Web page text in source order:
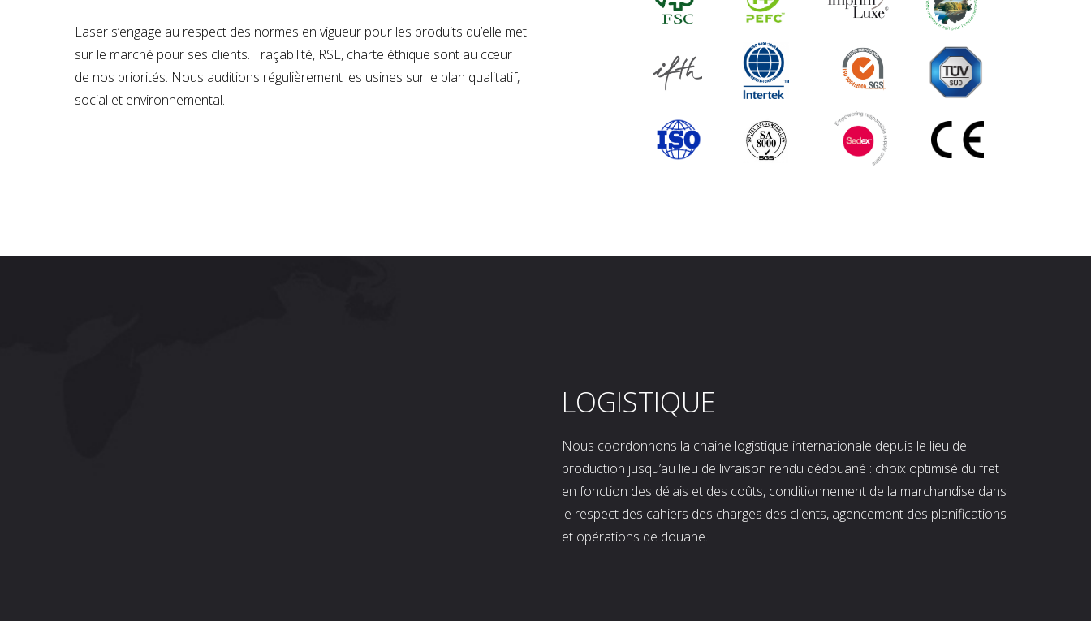
Laser s’engage au respect des normes en vigueur pour les produits qu’elle met
sur le marché pour ses clients. Traçabilité, RSE, charte éthique sont au cœur
de nos priorités. Nous auditions régulièrement les usines sur le plan qualitatif,
social et environnemental.
LOGISTIQUE
Nous coordonnons la chaine logistique internationale depuis le lieu de
production jusqu’au lieu de livraison rendu dédouané : choix optimisé du fret
en fonction des délais et des coûts, conditionnement de la marchandise dans
le respect des cahiers des charges des clients, agencement des planifications
et opérations de douane.